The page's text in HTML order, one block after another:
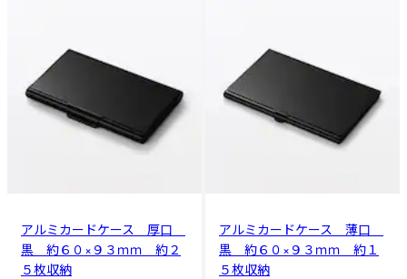
アルミカードケース 厚口
黒 約６０×９３ｍｍ 約２
５枚収納
アルミカードケース 薄口
黒 約６０×９３ｍｍ 約１
５枚収納